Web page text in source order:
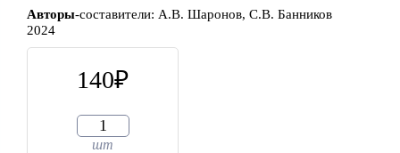
Авторы-составители: А.В. Шаронов, С.В. Банников
2024
140
шт